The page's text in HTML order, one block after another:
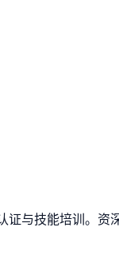
与技能培训。资